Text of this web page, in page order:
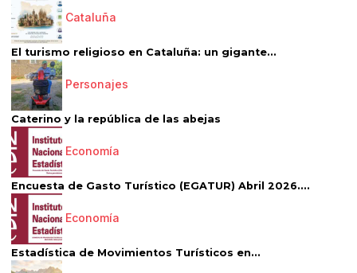
Cataluña
El turismo religioso en Cataluña: un gigante...
Personajes
Caterino y la república de las abejas
Economía
Encuesta de Gasto Turístico (EGATUR) Abril 2026....
Economía
Estadística de Movimientos Turísticos en...